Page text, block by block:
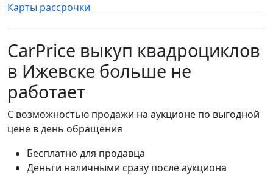
Карты рассрочки
CarPrice выкуп квадроциклов
в Ижевске больше не
работает
С возможностью продажи на аукционе по выгодной
цене в день обращения
Бесплатно для продавца
Деньги наличными сразу после аукциона